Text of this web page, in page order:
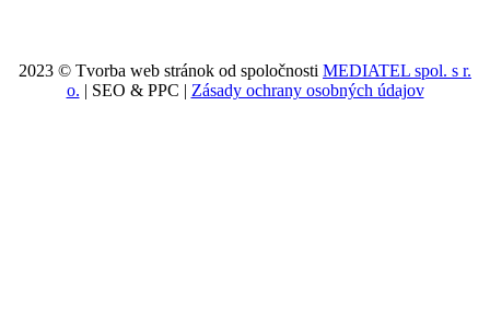
2023 © Tvorba web stránok od spoločnosti MEDIATEL spol. s r.
o. | SEO & PPC | Zásady ochrany osobných údajov